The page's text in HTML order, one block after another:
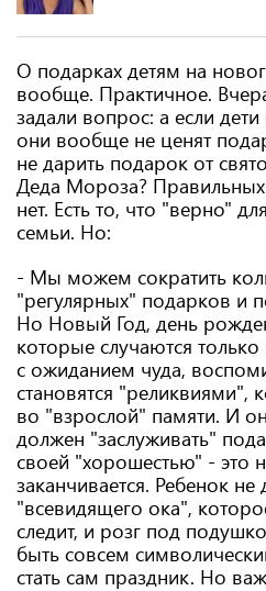
О подарках детям на
вообще. Практичное.
задали вопрос: а если
они вообще не ценят
не дарить подарок от
Деда Мороза?
нет. Есть то, что "верно"
семьи. Но:
- Мы можем сократить
"регулярных" подарков и
Но Новый Год, день
которые случаются
с ожиданием чуда,
становятся "реликвиями",
во "взрослой" памяти. И
должен "заслуживать"
своей "хорошестью" - это
заканчивается. Ребенок
"всевидящего ока",
следит, и розг под
быть совсем
стать сам праздник. Но